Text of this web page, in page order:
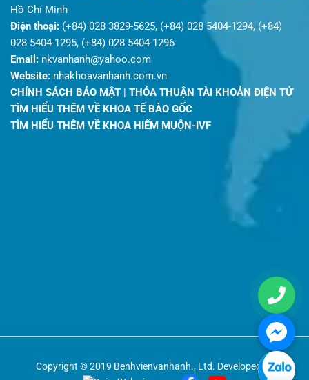
Hồ Chí Minh
Điện thoại: (+84) 028 3829-5625, (+84) 028 5404-1294, (+84)
028 5404-1295, (+84) 028 5404-1296
Email: nkvanhanh@yahoo.com
Website: nhakhoavanhanh.com.vn
CHÍNH SÁCH BẢO MẬT | THỎA THUẬN TÀI KHOẢN ĐIỆN TỬ
TÌM HIỂU THÊM VỀ KHOA TẾ BÀO GỐC
TÌM HIỂU THÊM VỀ KHOA HIẾM MUỘN-IVF
Copyright © 2019 Benhvienvanhanh., Ltd. Developed by